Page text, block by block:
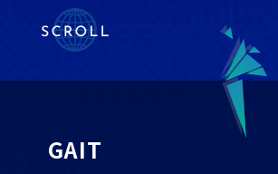
ニア研修
GAIT